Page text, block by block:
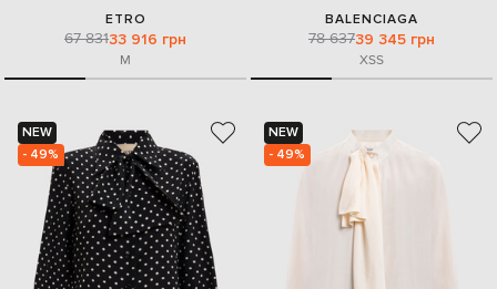
ETRO
67 83133 916 грн
M
BALENCIAGA
78 63739 345 грн
XSS
NEW
- 49%
NEW
- 49%